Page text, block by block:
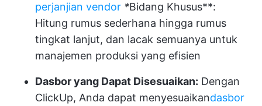
perjanjian vendor *Bidang Khusus**:
Hitung rumus sederhana hingga rumus
tingkat lanjut, dan lacak semuanya untuk
manajemen produksi yang efisien
Dasbor yang Dapat Disesuaikan: Dengan
ClickUp, Anda dapat menyesuaikandasbor